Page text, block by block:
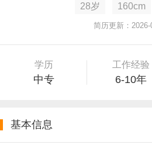
28岁 160cm
简历更新：2026-
学历
中专
工作经验
6-10年
基本信息